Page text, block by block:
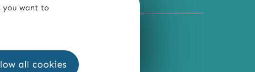
you want to
all cookies